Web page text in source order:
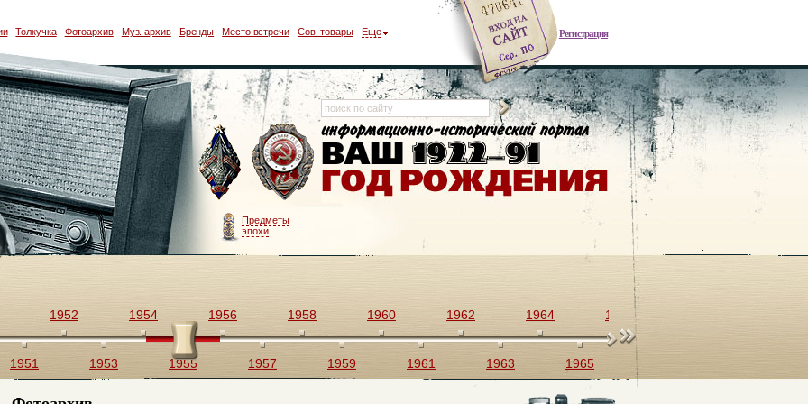
Регистрация
Толкучка Фотоархив Муз. архив Бренды Место встречи Сов. товары Еще
Предметы
эпохи
1951
1952
1953
1954
1955
1956
1957
1958
1959
1960
1961
1962
1963
1964
1965
1966